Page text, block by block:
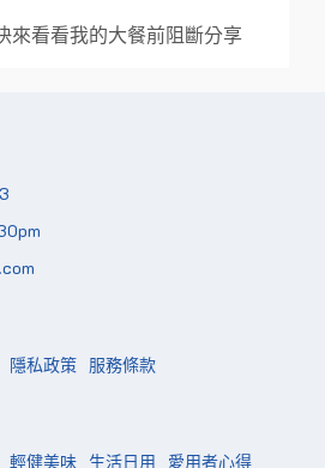
來看看我的大餐前阻斷分享
隱私政策 服務條款
輕健美味 生活日用 愛用者心得